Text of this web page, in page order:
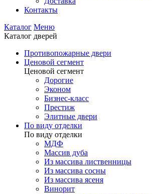
Контакты
Каталог Меню
Каталог дверей
Противопожарные двери
Ценовой сегмент
Ценовой сегмент
Дорогие
Эконом
Бизнес-класс
Престиж
Элитные двери
По виду отделки
По виду отделки
МДФ
Массив дуба
Из массива лиственницы
Из массива сосны
Из массива ясеня
Винорит